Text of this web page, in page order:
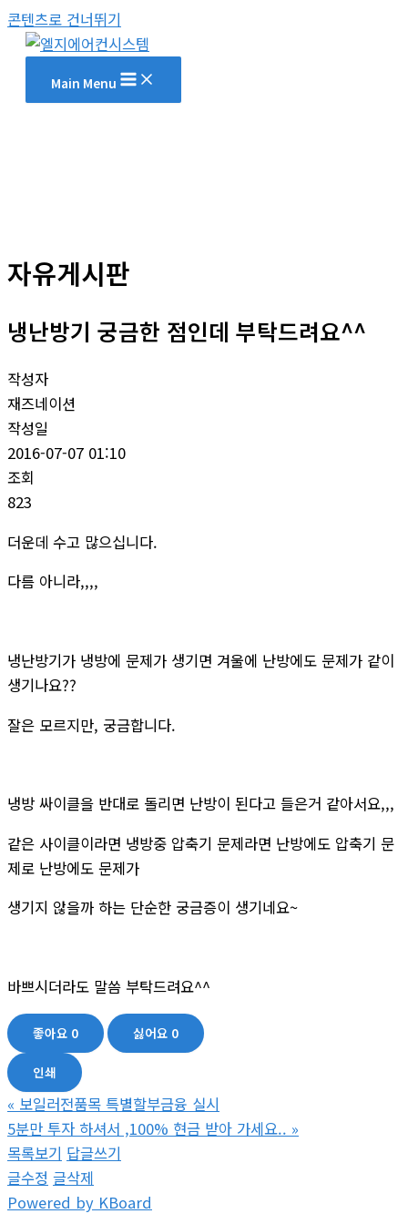
콘텐츠로 건너뛰기
Main Menu
자유게시판
냉난방기 궁금한 점인데 부탁드려요^^
작성자
재즈네이션
작성일
2016-07-07 01:10
조회
823
더운데 수고 많으십니다.
다름 아니라,,,,
냉난방기가 냉방에 문제가 생기면 겨울에 난방에도 문제가 같이
생기나요??
잘은 모르지만, 궁금합니다.
냉방 싸이클을 반대로 돌리면 난방이 된다고 들은거 같아서요,,,
같은 사이클이라면 냉방중 압축기 문제라면 난방에도 압축기 문
제로 난방에도 문제가
생기지 않을까 하는 단순한 궁금증이 생기네요~
바쁘시더라도 말씀 부탁드려요^^
좋아요 0 싫어요 0
인쇄
« 보일러전품목 특별할부금융 실시
5분만 투자 하셔서 ,100% 현금 받아 가세요.. »
목록보기 답글쓰기
글수정 글삭제
Powered by KBoard